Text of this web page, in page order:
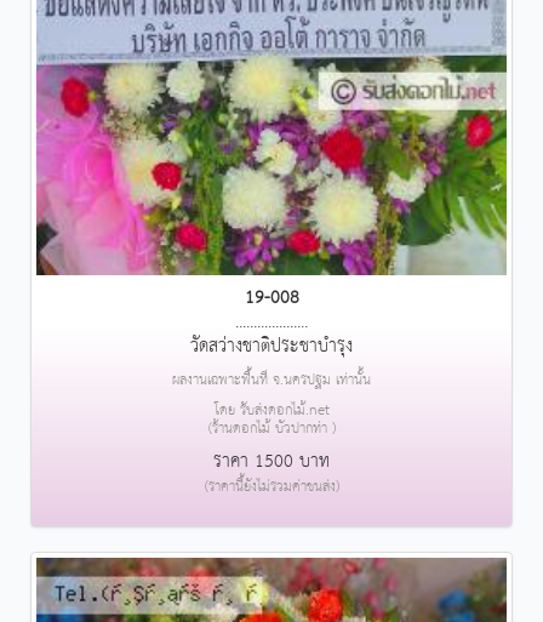
19-008
....................
วัดสว่างชาติประชาบำรุง
ผลงานเฉพาะพื้นที่ จ.นครปฐม เท่านั้น
โดย รับส่งดอกไม้.net
(ร้านดอกไม้ บัวปากท่า )
ราคา 1500 บาท
(ราคานี้ยังไม่รวมค่าขนส่ง)